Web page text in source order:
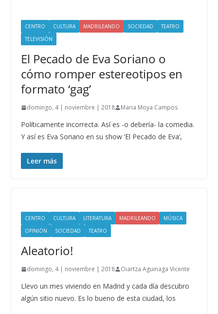
CENTRO CULTURA MADRILEANDO SOCIEDAD
TEATRO
TELEVISIÓN
El Pecado de Eva Soriano o
cómo romper estereotipos en
formato ‘gag’
domingo, 4 | noviembre | 2018 Maria Moya Campos
Políticamente incorrecta. Así es -o debería- la comedia.
Y así es Eva Soriano en su show ‘El Pecado de Eva‘,
Leer más
CENTRO CULTURA LITERATURA MADRILEANDO
MÚSICA
OPINIÓN
SOCIEDAD TEATRO
Aleatorio!
domingo, 4 | noviembre | 2018 Oiartza Aguinaga Vicente
Llevo un mes viviendo en Madrid y cada día descubro
algún sitio nuevo. Es lo bueno de esta ciudad, los